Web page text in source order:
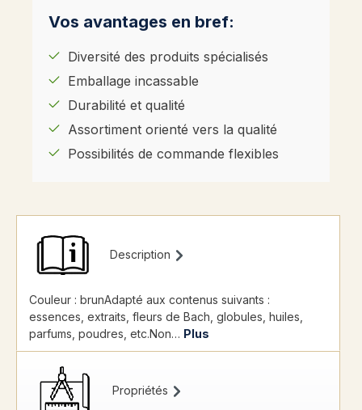
Vos avantages en bref:
Diversité des produits spécialisés
Emballage incassable
Durabilité et qualité
Assortiment orienté vers la qualité
Possibilités de commande flexibles
Description
Couleur : brunAdapté aux contenus suivants :
essences, extraits, fleurs de Bach, globules, huiles,
parfums, poudres, etc.Non… Plus
Propriétés